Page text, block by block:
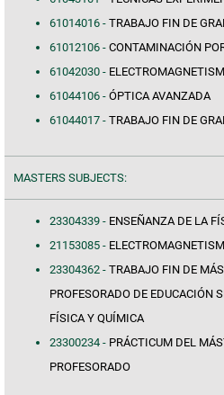
61014016 - TRABAJO FIN DE
61012106 - CONTAMINACIÓN
61042030 -
61044106 - ÓPTICA AVANZADA
61044017 - TRABAJO FIN DE
MASTERS SUBJECTS:
23304339 - ENSEÑANZA DE LA
21153085 -
23304362 - TRABAJO FIN DE
PROFESORADO DE EDUCACIÓN
FÍSICA Y QUÍMICA
23300234 - PRÁCTICUM DEL
PROFESORADO